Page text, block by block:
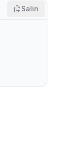
Salin